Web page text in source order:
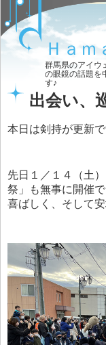
Ｈａｍ
群馬県のアイウ
の眼鏡の話題を
す♪
出会い、
本日は剣持が更新で
先日１／１４（土
祭」も無事に開催
喜ばしく、そして安